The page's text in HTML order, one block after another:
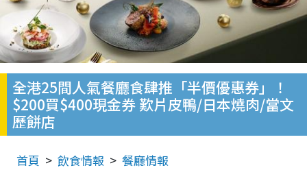
全港25間人氣餐廳食肆推「半價優惠券」！
$200買$400現金券 歎片皮鴨/日本燒肉/當文
歷餅店
首頁 飲食情報 餐廳情報